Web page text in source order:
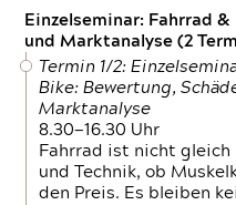
Einzelseminar: Fahrrad
und Marktanalyse (2
Termin 1/2:
Bike: Bewertung,
Marktanalyse
8.30—16.30 Uhr
Fahrrad ist nicht gleich
und Technik, ob
den Preis. Es bleiben